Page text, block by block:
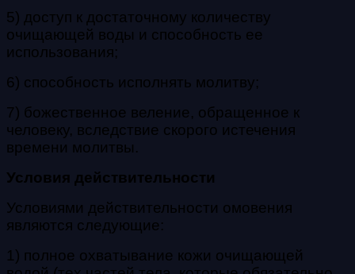
5) доступ к достаточному количеству
очищающей воды и способность ее
использования;
6) способность исполнять молитву;
7) божественное веление, обращенное к
человеку, вследствие скорого истечения
времени молитвы.
Условия действительности
Условиями действительности омовения
являются следующие:
1) полное охватывание кожи очищающей